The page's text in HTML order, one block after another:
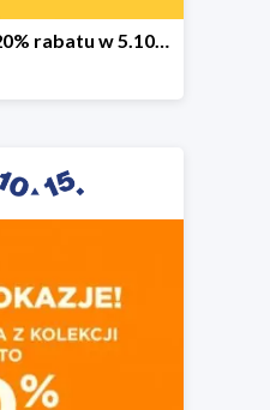
Dodatkowe -20% rabatu w 5.10.15